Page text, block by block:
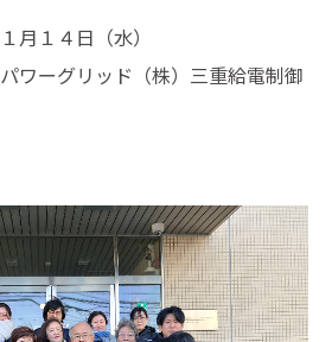
１４日（水）
ワーグリッド（株）三重給電制御